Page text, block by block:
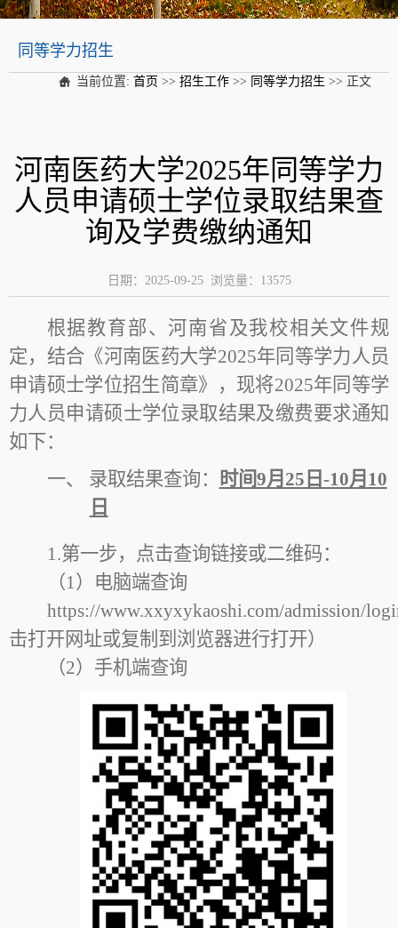
同等学力招生
当前位置: 首页 >> 招生工作 >> 同等学力招生 >> 正文
河南医药大学2025年同等学力
人员申请硕士学位录取结果查
询及学费缴纳通知
日期：2025-09-25 浏览量： 13575
根据教育部、河南省及我校相关文件规
定，结合《河南医药大学2025年同等学力人员
申请硕士学位招生简章》，现将2025年同等学
力人员申请硕士学位录取结果及缴费要求通知
如下：
一、 录取结果查询：
时间9月25日-10月10
日
1.第一步，点击查询链接或二维码：
（1）电脑端查询
https://www.xxyxykaoshi.com/admission/
击打开网址或复制到浏览器进行打开）
（2）手机端查询